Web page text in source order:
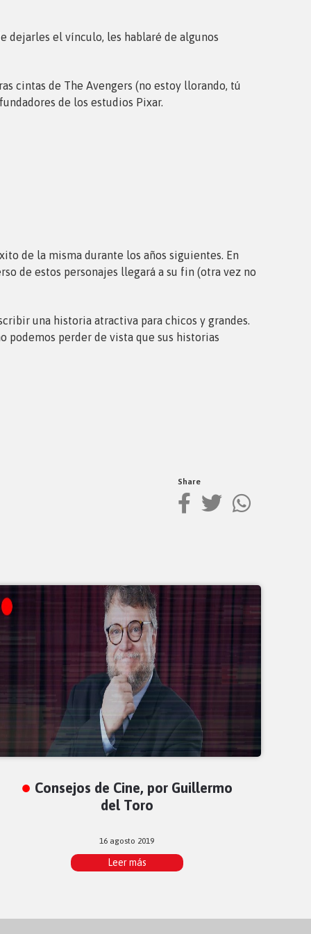
dejarles el vínculo, les hablaré de algunos
cintas de The Avengers (no estoy llorando, tú
de los estudios Pixar.
de la misma durante los años siguientes. En
de estos personajes llegará a su fin (otra vez no
una historia atractiva para chicos y grandes.
podemos perder de vista que sus historias
Share
Consejos de Cine, por Guillermo
del Toro
16 agosto 2019
Leer más